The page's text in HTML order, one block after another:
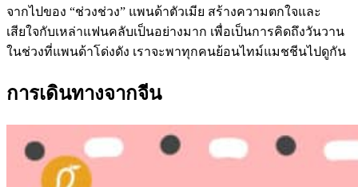
จากไปของ “ช่วงช่วง” แพนด้าตัวเมีย สร้างความตกใจและ
เสียใจกับเหล่าแฟนคลับเป็นอย่างมาก เพื่อเป็นการคิดถึงวันวาน
ในช่วงที่แพนด้าโด่งดัง เราจะพาทุกคนย้อนไทม์แมชชีนไปดูกัน
การเดินทางจากจีน